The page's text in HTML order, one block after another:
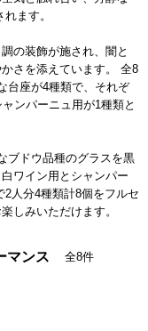
ます。
の装飾が施され、闇と
さを添えています。 全8
台座が4種類で、それぞ
ンパーニュ用が1種類と
ブドウ品種のグラスを黒
ワイン用とシャンパー
人分4種類計8個をフルセ
しみいただけます。
マンス 全8件